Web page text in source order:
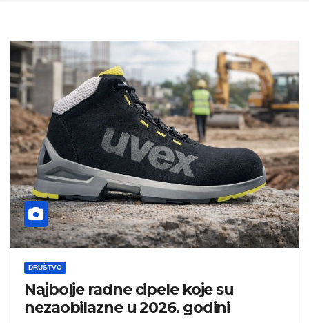
DRUŠTVO
Najbolje radne cipele koje su
nezaobilazne u 2026. godini